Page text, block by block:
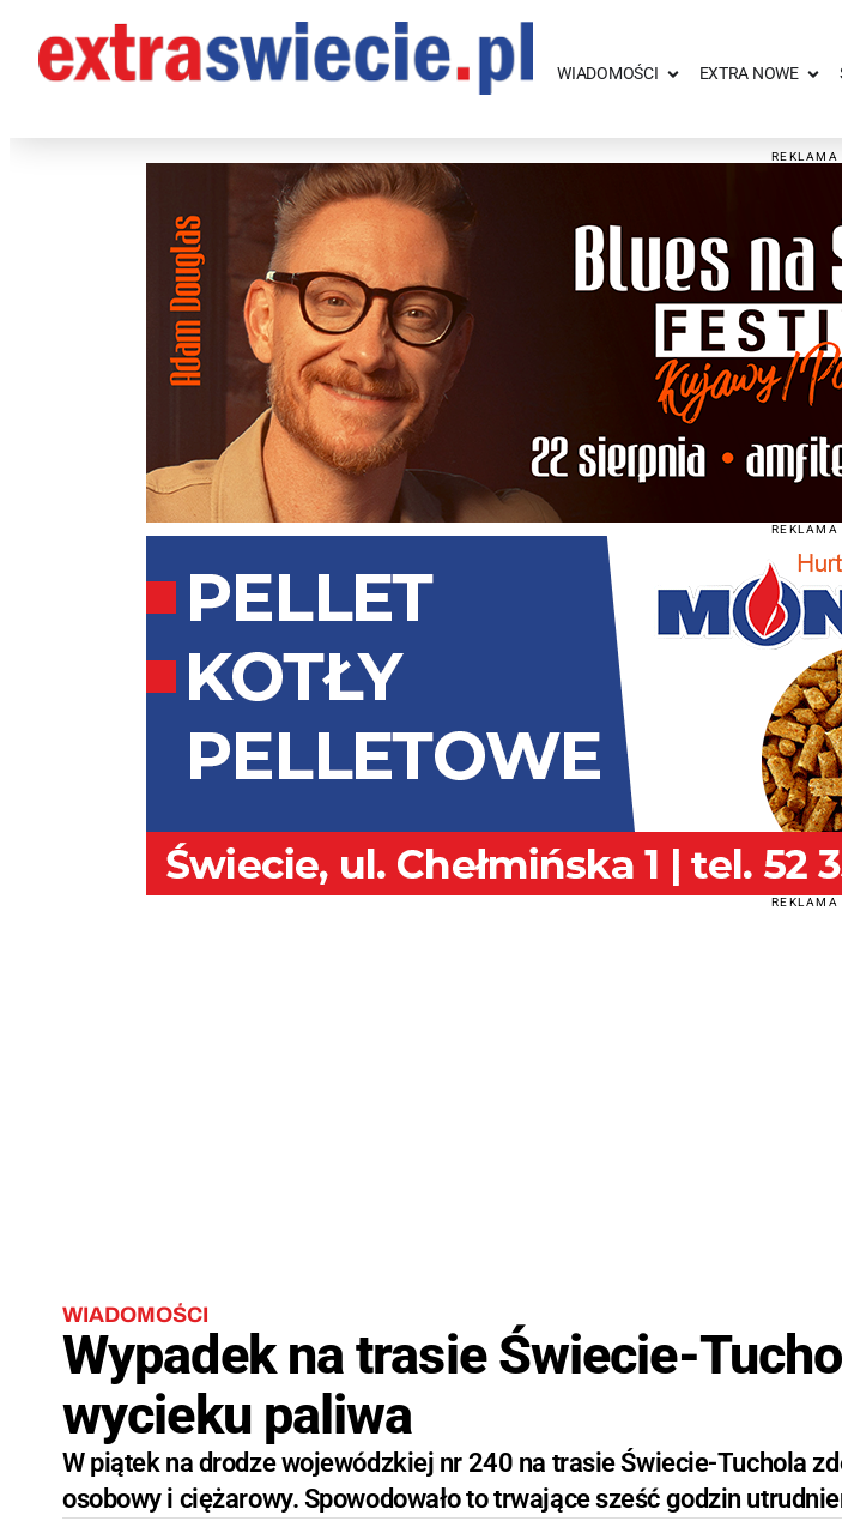
WIADOMOŚCI EXTRA NOWE
REKLAMA
REKLAMA
REKLAMA
WIADOMOŚCI
Wypadek na trasie Świecie-
wycieku paliwa
W piątek na drodze wojewódzkiej nr 240 na trasie Świecie-Tuchola
osobowy i ciężarowy. Spowodowało to trwające sześć godzin